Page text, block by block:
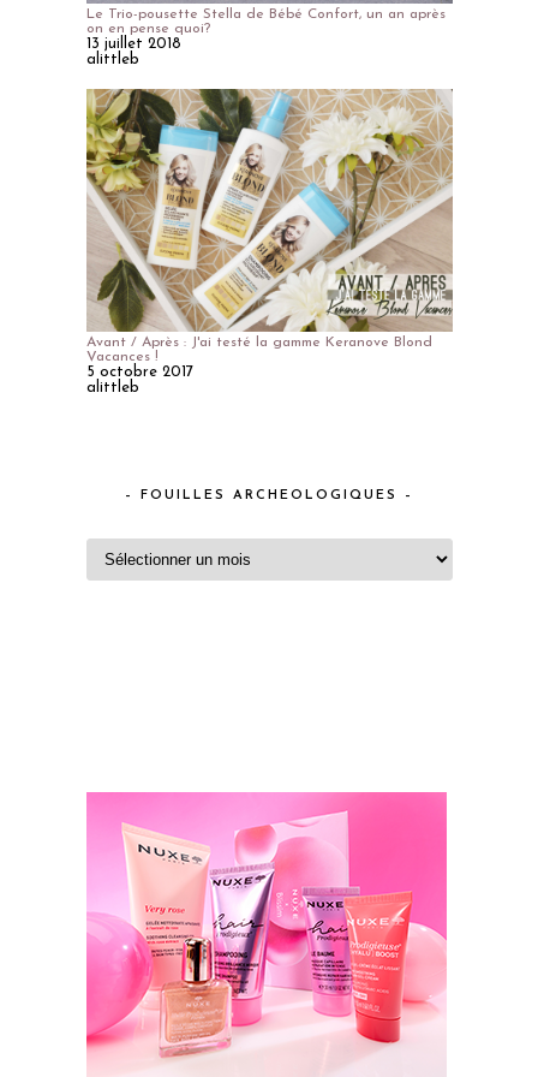
Le Trio-pousette Stella de Bébé Confort, un an après
on en pense quoi?
13 juillet 2018
alittleb
Avant / Après : J'ai testé la gamme Keranove Blond
Vacances !
5 octobre 2017
alittleb
– FOUILLES ARCHEOLOGIQUES –